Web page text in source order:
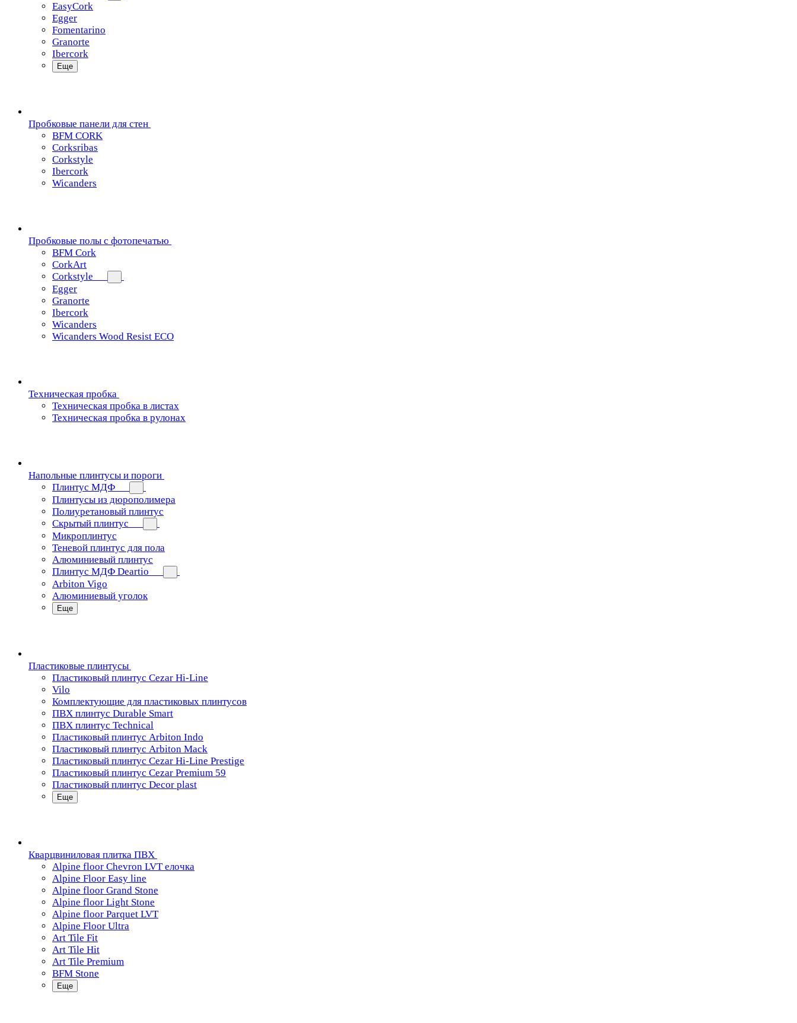
EasyCork
Egger
Fomentarino
Granorte
Ibercork
Еще
Пробковые панели для стен
BFM CORK
Corksribas
Corkstyle
Ibercork
Wicanders
Пробковые полы с фотопечатью
BFM Cork
CorkArt
Corkstyle
Egger
Granorte
Ibercork
Wicanders
Wicanders Wood Resist ECO
Техническая пробка
Техническая пробка в листах
Техническая пробка в рулонах
Напольные плинтусы и пороги
Плинтус МДФ
Плинтусы из дюрополимера
Полиуретановый плинтус
Скрытый плинтус
Микроплинтус
Теневой плинтус для пола
Алюминиевый плинтус
Плинтус МДФ Deartio
Arbiton Vigo
Алюминиевый уголок
Еще
Пластиковые плинтусы
Пластиковый плинтус Cezar Hi-Line
Vilo
Комплектующие для пластиковых плинтусов
ПВХ плинтус Durable Smart
ПВХ плинтус Technical
Пластиковый плинтус Arbiton Indo
Пластиковый плинтус Arbiton Mack
Пластиковый плинтус Cezar Hi-Line Prestige
Пластиковый плинтус Cezar Premium 59
Пластиковый плинтус Decor plast
Еще
Кварцвиниловая плитка ПВХ
Alpine floor Chevron LVT елочка
Alpine Floor Easy line
Alpine floor Grand Stone
Alpine floor Light Stone
Alpine floor Parquet LVT
Alpine Floor Ultra
Art Tile Fit
Art Tile Hit
Art Tile Premium
BFM Stone
Еще